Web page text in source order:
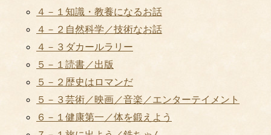
４－１知識・教養になるお話
４－２自然科学／技術なお話
４－３ダカールラリー
５－１読書／出版
５－２歴史はロマンだ
５－３芸術／映画／音楽／エンターテイメント
６－１健康第一／体を鍛えよう